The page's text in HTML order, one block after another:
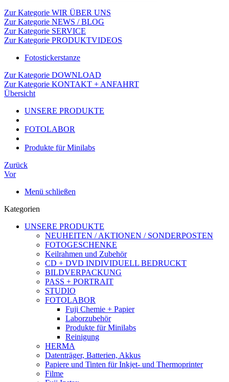
Zur Kategorie WIR ÜBER UNS
Zur Kategorie NEWS / BLOG
Zur Kategorie SERVICE
Zur Kategorie PRODUKTVIDEOS
Fotostickerstanze
Zur Kategorie DOWNLOAD
Zur Kategorie KONTAKT + ANFAHRT
Übersicht
UNSERE PRODUKTE
FOTOLABOR
Produkte für Minilabs
Zurück
Vor
Menü schließen
Kategorien
UNSERE PRODUKTE
NEUHEITEN / AKTIONEN / SONDERPOSTEN
FOTOGESCHENKE
Keilrahmen und Zubehör
CD + DVD INDIVIDUELL BEDRUCKT
BILDVERPACKUNG
PASS + PORTRAIT
STUDIO
FOTOLABOR
Fuji Chemie + Papier
Laborzubehör
Produkte für Minilabs
Reinigung
HERMA
Datenträger, Batterien, Akkus
Papiere und Tinten für Inkjet- und Thermoprinter
Filme